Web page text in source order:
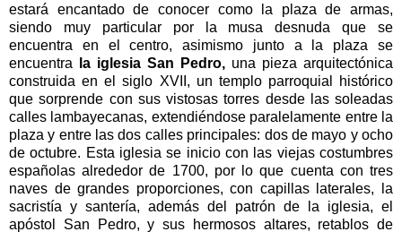
estará encantado de conocer como la plaza de armas,
siendo muy particular por la musa desnuda que se
encuentra en el centro, asimismo junto a la plaza se
encuentra
la iglesia San Pedro, una pieza arquitectónica
construida en el siglo XVII, un templo parroquial histórico
que sorprende con sus vistosas torres desde las soleadas
calles lambayecanas, extendiéndose paralelamente entre la
plaza y entre las dos calles principales: dos de mayo y ocho
de octubre. Esta iglesia se inicio con las viejas costumbres
españolas alrededor de 1700, por lo que cuenta con tres
naves de grandes proporciones, con capillas laterales, la
sacristía y santería, además del patrón de la iglesia, el
apóstol San Pedro, y sus hermosos altares, retablos de